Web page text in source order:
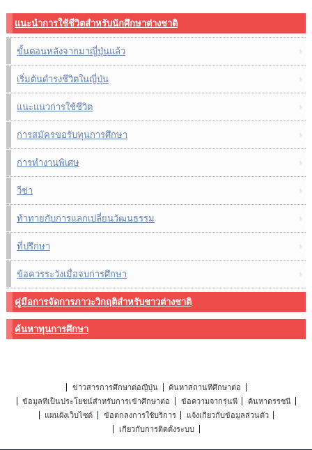
แนะนำการใช้ชีวิตสำหรับนักศึกษาต่างชาติ
ขั้นตอนหลังจากมาญี่ปุ่นแล้ว
เริ่มต้นดำรงชีวิตในญี่ปุ่น
แนะแนวการใช้ชีวิต
การสมัครขอรับทุนการศึกษา
การทำงานพิเศษ
วีซ่า
ท้าทายกับการแลกเปลี่ยนวัฒนธรรม
ที่ปรึกษา
ข้อควรระวังเมื่อจบการศึกษา
คู่มือการจัดการภาวะวิกฤติสำหรับชาวต่างชาติ
ค้นหาทุนการศึกษา
ข่าวสารการศึกษาต่อญี่ปุ่น
ค้นหาสถานที่ศึกษาต่อ
ข้อมูลที่เป็นประโยชน์สำหรับการเข้าศึกษาต่อ
ข้อความจากรุ่นพี่
ค้นหาดรรชนี
แผนผังเว็บไซต์
ข้อตกลงการใช้บริการ
แจ้งเกี่ยวกับข้อมูลส่วนตัว
เกี่ยวกับการติดตั้งระบบ